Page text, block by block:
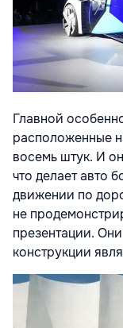
Главной
расположенные
восемь штук. И
что делает авто
движении по
не
презентации.
конструкции